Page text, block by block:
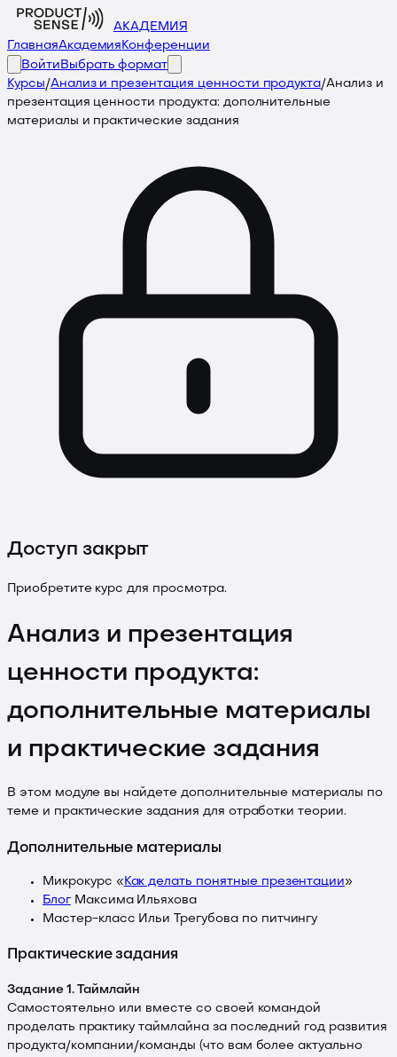
АКАДЕМИЯ
ГлавнаяАкадемия Конференции
Войти Выбрать формат
Курсы/Анализ и презентация ценности продукта/Анализ и
презентация ценности продукта: дополнительные
материалы и практические задания
Доступ закрыт
Приобретите курс для просмотра.
Анализ и презентация
ценности продукта:
дополнительные материалы
и практические задания
В этом модуле вы найдете дополнительные материалы по
теме и практические задания для отработки теории.
Дополнительные материалы
Микрокурс « Как делать понятные презентации»
БлогМаксима Ильяхова
Мастер-класс Ильи Трегубова по питчингу
Практические задания
Задание 1. Таймлайн
Самостоятельно или вместе со своей командой
проделать практику таймлайна за последний год развития
продукта/компании/команды (что вам более актуально